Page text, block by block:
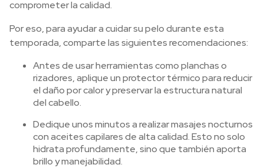
comprometer la calidad.
Por eso, para ayudar a cuidar su pelo durante esta
temporada, comparte las siguientes recomendaciones:
Antes de usar herramientas como planchas o
rizadores, aplique un protector térmico para reducir
el daño por calor y preservar la estructura natural
del cabello.
Dedique unos minutos a realizar masajes nocturnos
con aceites capilares de alta calidad. Esto no solo
hidrata profundamente, sino que también aporta
brillo y manejabilidad.